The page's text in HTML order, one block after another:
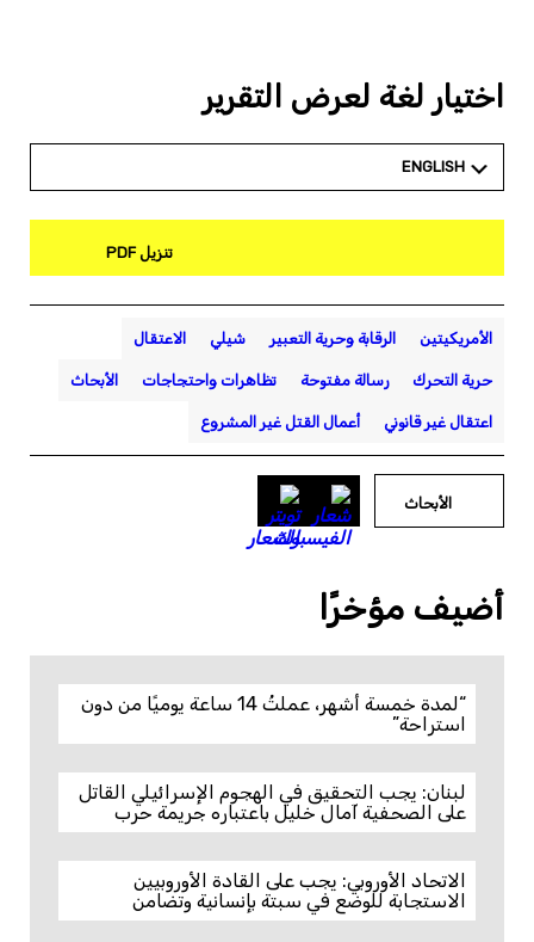
اختيار لغة لعرض التقرير
ENGLISH
تنزيل PDF
الأمريكيتين الرقابة وحرية التعبير شيلي الاعتقال
حرية التحرك رسالة مفتوحة تظاهرات واحتجاجات الأبحاث
اعتقال غير قانوني أعمال القتل غير المشروع
الأبحاث
أضيف مؤخرًا
“لمدة خمسة أشهر، عملتُ 14 ساعة يوميًا من دون
استراحة”
لبنان: يجب التحقيق في الهجوم الإسرائيلي القاتل
على الصحفية آمال خليل باعتباره جريمة حرب
الاتحاد الأوروبي: يجب على القادة الأوروبيين
الاستجابة للوضع في سبتة بإنسانية وتضامن